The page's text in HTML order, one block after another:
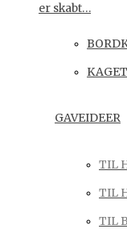
er skabt…
GAVEIDEER
TIL
TIL
TIL